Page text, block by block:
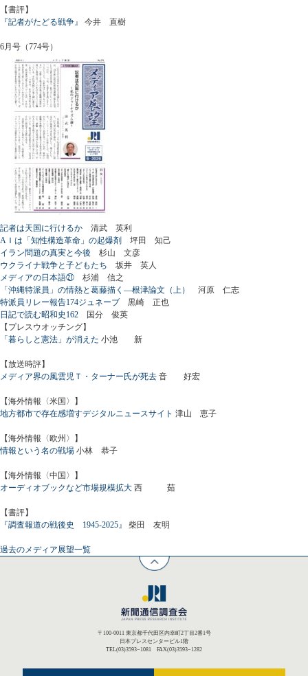
【書評】
『記者がたどる戦争』
今井 直樹
6月号（774号）
記者は天国に行けるか 清武 英利
AＩは「知性構造革命」の起爆剤 坪田 知己
イラン問題の真実と今後 杉山 文彦
ウクライナ戦争と子どもたち 坂井 英人
メディアの日本語㉑ 杉浦 信之
「沖縄特派員」の情熱と葛藤描く―根津論文（上）
河原 仁志
特派員リレー報告174ジュネーブ 黒崎 正也
日記で読む昭和史162 国分 俊英
【プレスウオッチング】
「暮らしと憲法」が消えた 小池 新
【放送時評】
メディア界の風雲児Ｔ・ターナー氏が死去 音 好宏
【海外情報〈米国〉】
地方都市で存在感増すデジタルニュースサイト 津山 恵子
【海外情報〈欧州〉】
情報という名の戦場 小林 恭子
【海外情報〈中国〉】
オーディオブックなど市場規模拡大 西 茹
【書評】
『調査報道の戦後史 1945-2025』
柴田 友明
過去のメディア展望一覧
〒100-0011 東京都千代田区内幸町2丁目2番1号
日本プレスセンタービル1階
TEL(03)3593−1081 FAX(03)3593−1282